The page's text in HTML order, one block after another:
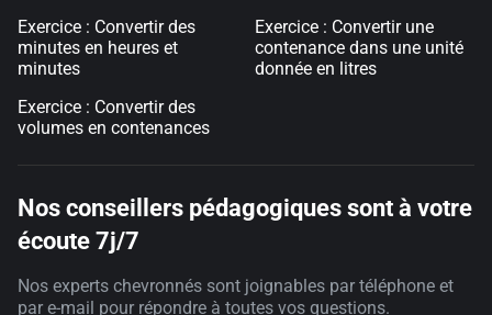
Exercice : Convertir des
minutes en heures et
minutes
Exercice : Convertir des
volumes en contenances
Exercice : Convertir une
contenance dans une unité
donnée en litres
Nos conseillers pédagogiques sont à votre
écoute 7j/7
Nos experts chevronnés sont joignables par téléphone et
par e-mail pour répondre à toutes vos questions.